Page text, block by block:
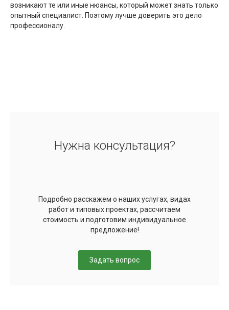
возникают те или иные нюансы, который может знать только
опытный специалист. Поэтому лучше доверить это дело
профессионалу.
Нужна консультация?
Подробно расскажем о наших услугах, видах
работ и типовых проектах, рассчитаем
стоимость и подготовим индивидуальное
предложение!
Задать вопрос